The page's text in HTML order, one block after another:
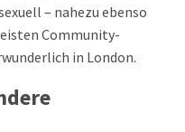
– nahezu ebenso
Community-
in London.